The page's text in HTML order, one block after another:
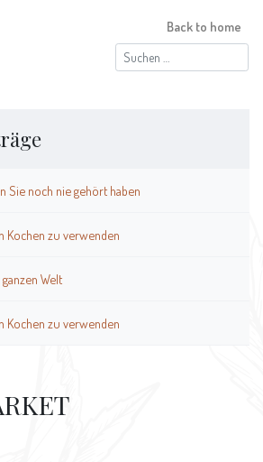
Suchen
nach:
Back to home
Sie noch nie gehört haben
Kochen zu verwenden
Welt
Kochen zu verwenden